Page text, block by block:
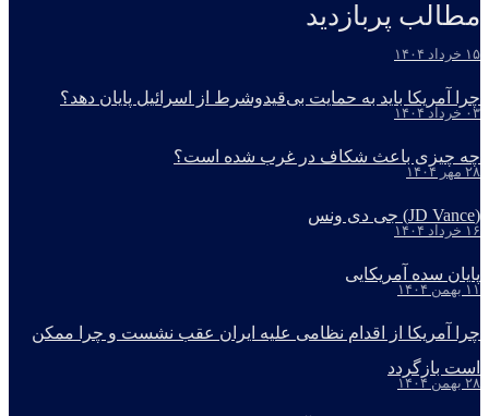
مطالب پربازدید
۱۵ خرداد ۱۴۰۴
چرا آمریکا باید به حمایت بی‌قیدوشرط از اسرائیل پایان دهد؟
۰۳ خرداد ۱۴۰۴
چه چیزی باعث شکاف در غرب شده است؟
۲۸ مهر ۱۴۰۴
(JD Vance) جی دی ونس
۱۶ خرداد ۱۴۰۴
پایان سده آمریکایی
۱۱ بهمن ۱۴۰۴
چرا آمریکا از اقدام نظامی علیه ایران عقب نشست و چرا ممکن
است بازگردد
۲۸ بهمن ۱۴۰۴